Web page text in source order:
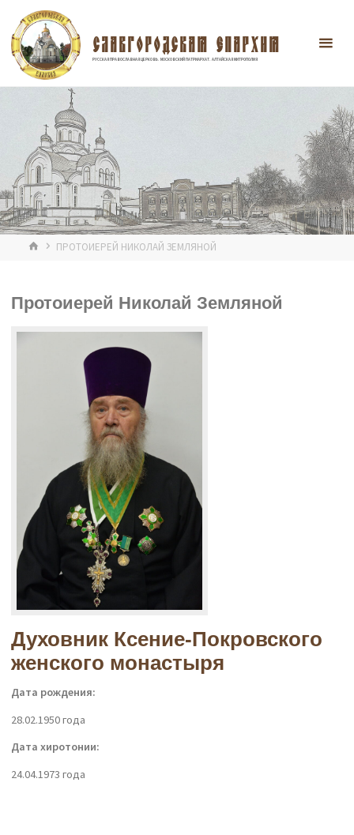
Перейти
содержимому
СЛАВГОРОДСКАЯ ЕПАРХИЯ
РУССКАЯ ПРАВОСЛАВНАЯ ЦЕРКОВЬ. МОСКОВСКИЙ ПАТРИАРХАТ. АЛТАЙСКАЯ МИТРОПОЛИЯ
ГЛАВНАЯ
ПРОТОИЕРЕЙ НИКОЛАЙ ЗЕМЛЯНОЙ
Протоиерей Николай Земляной
Духовник Ксение-Покровского
женского монастыря
Дата рождения:
28.02.1950 года
Дата хиротонии:
24.04.1973 года